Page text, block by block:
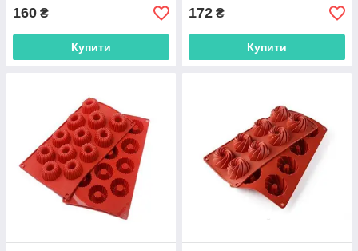
160 ₴
Купити
172 ₴
Купити